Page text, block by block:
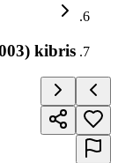
kibris